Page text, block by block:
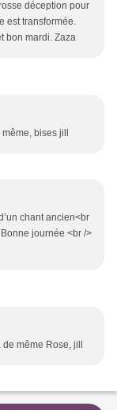
déception pour
est transformée.
bon mardi. Zaza
bises jill
chant ancien<br
journée <br />
même Rose, jill